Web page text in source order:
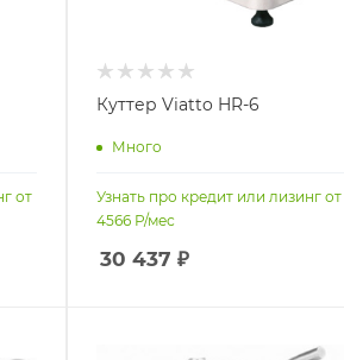
от
Куттер Viatto HR-6
Много
Узнать про кредит или лизинг от
4566Р/мес
30 437 ₽